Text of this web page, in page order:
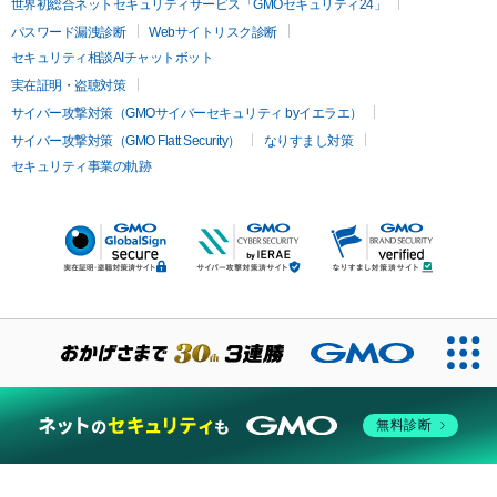
世界初総合ネットセキュリティサービス「GMOセキュリティ24」
パスワード漏洩診断
Webサイトリスク診断
セキュリティ相談AIチャットボット
実在証明・盗聴対策
サイバー攻撃対策（GMOサイバーセキュリティ byイエラエ）
サイバー攻撃対策（GMO Flatt Security）
なりすまし対策
セキュリティ事業の軌跡
無料診断